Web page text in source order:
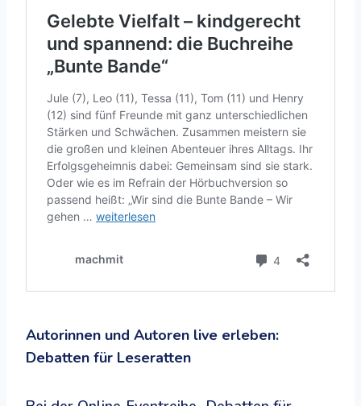
Autorinnen und Autoren live erleben:
Debatten für Leseratten